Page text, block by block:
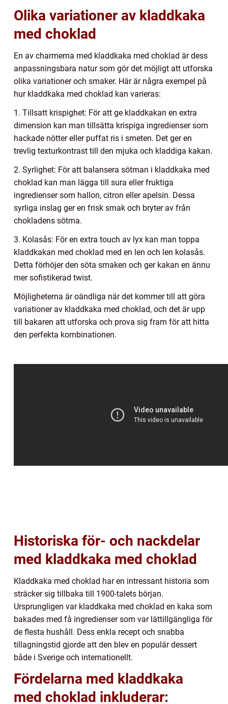
Olika variationer av kladdkaka
med choklad
En av charmerna med kladdkaka med choklad är dess
anpassningsbara natur som gör det möjligt att utforska
olika variationer och smaker. Här är några exempel på
hur kladdkaka med choklad kan varieras:
1. Tillsatt krispighet: För att ge kladdkakan en extra
dimension kan man tillsätta krispiga ingredienser som
hackade nötter eller puffat ris i smeten. Det ger en
trevlig texturkontrast till den mjuka och kladdiga kakan.
2. Syrlighet: För att balansera sötman i kladdkaka med
choklad kan man lägga till sura eller fruktiga
ingredienser som hallon, citron eller apelsin. Dessa
syrliga inslag ger en frisk smak och bryter av från
chokladens sötma.
3. Kolasås: För en extra touch av lyx kan man toppa
kladdkakan med choklad med en len och len kolasås.
Detta förhöjer den söta smaken och ger kakan en ännu
mer sofistikerad twist.
Möjligheterna är oändliga när det kommer till att göra
variationer av kladdkaka med choklad, och det är upp
till bakaren att utforska och prova sig fram för att hitta
den perfekta kombinationen.
Historiska för- och nackdelar
med kladdkaka med choklad
Kladdkaka med choklad har en intressant historia som
sträcker sig tillbaka till 1900-talets början.
Ursprungligen var kladdkaka med choklad en kaka som
bakades med få ingredienser som var lättillgängliga för
de flesta hushåll. Dess enkla recept och snabba
tillagningstid gjorde att den blev en populär dessert
både i Sverige och internationellt.
Fördelarna med kladdkaka
med choklad inkluderar: